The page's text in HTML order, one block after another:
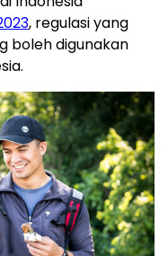
, regulasi yang
boleh digunakan